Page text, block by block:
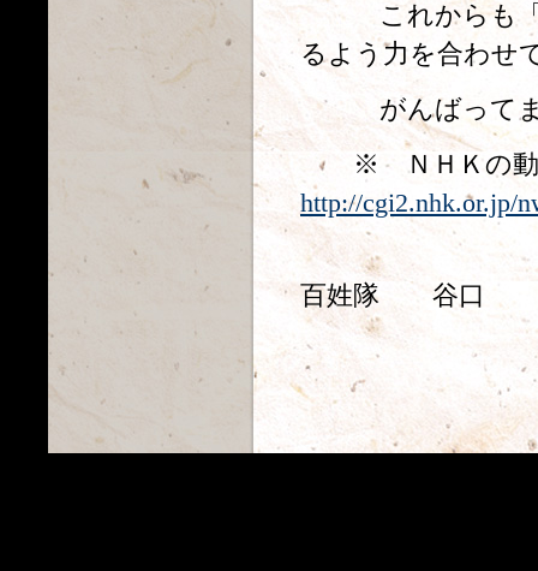
これからも「こ
るよう力を合わせ
がんばって
※ ＮＨＫの動
http://cgi2.nhk.or.jp/
百姓隊 谷口